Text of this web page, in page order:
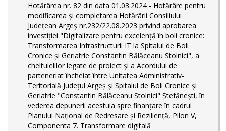
Hotărârea nr. 82 din data 01.03.2024 - Hotărâre pentru
modificarea și completarea Hotărârii Consiliului
Județean Argeș nr.232/22.08.2023 privind aprobarea
investiției "Digitalizare pentru excelență în boli cronice:
Transformarea Infrastructurii IT la Spitalul de Boli
Cronice și Geriatrie Constantin Bălăceanu Stolnici", a
cheltuielilor legate de proiect și a Acordului de
parteneriat încheiat între Unitatea Administrativ-
Teritorială Județul Argeș și Spitalul de Boli Cronice și
Geriatrie "Constantin Bălăceanu Stolnici" Ștefănești, în
vederea depunerii acestuia spre finanțare în cadrul
Planului Național de Redresare și Reziliență, Pilon V,
Componenta 7. Transformare digitală